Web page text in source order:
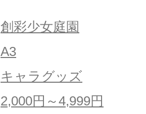
創彩少女庭園
A3
キャラグッズ
2,000円～4,999円